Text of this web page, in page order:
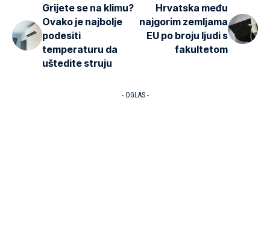
Grijete se na klimu?
Ovako je najbolje
podesiti
temperaturu da
uštedite struju
Hrvatska među
najgorim zemljama
EU po broju ljudi s
fakultetom
- OGLAS -